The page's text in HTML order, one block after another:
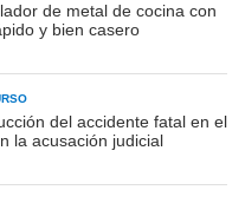
de metal de cocina con
y bien casero
del accidente fatal en el
la acusación judicial